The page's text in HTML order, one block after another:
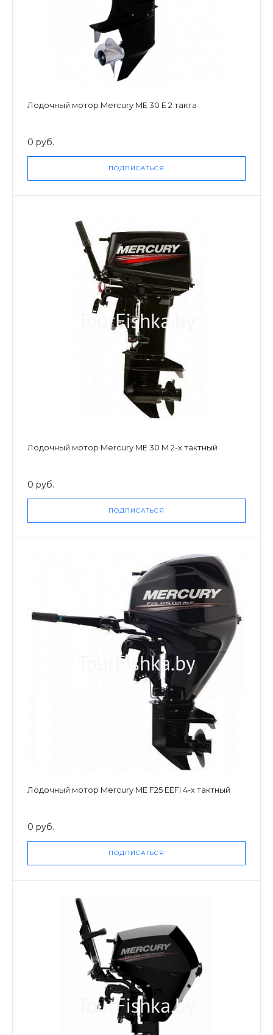
Лодочный мотор Mercury ME 30 E 2 такта
0 руб.
ПОДПИСАТЬСЯ
Лодочный мотор Mercury ME 30 M 2-х тактный
0 руб.
ПОДПИСАТЬСЯ
Лодочный мотор Mercury ME F25 EEFI 4-х тактный
0 руб.
ПОДПИСАТЬСЯ